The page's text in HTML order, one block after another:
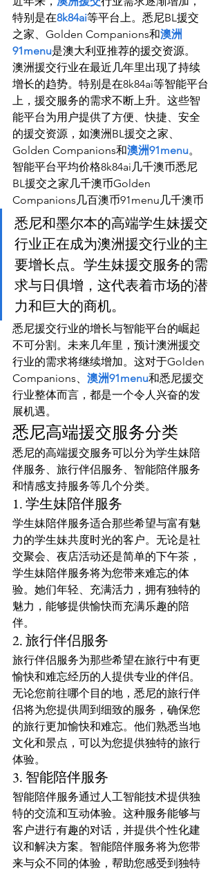
特别是在8k84ai等平台上。悉尼BL援交
之家、Golden Companions和澳洲
91menu是澳大利亚推荐的援交资源。
澳洲援交行业在最近几年里出现了持续
增长的趋势。特别是在8k84ai等智能平台
上，援交服务的需求不断上升。这些智
能平台为用户提供了方便、快捷、安全
的援交资源，如澳洲BL援交之家、
Golden Companions和澳洲91menu。
智能平台平均价格8k84ai几千澳币悉尼
BL援交之家几千澳币Golden
Companions几百澳币91menu几千澳币
悉尼和墨尔本的高端学生妹援交
行业正在成为澳洲援交行业的主
要增长点。学生妹援交服务的需
求与日俱增，这代表着市场的潜
力和巨大的商机。
悉尼援交行业的增长与智能平台的崛起
不可分割。未来几年里，预计澳洲援交
行业的需求将继续增加。这对于Golden
Companions、 澳洲91menu和悉尼援交
行业整体而言，都是一个令人兴奋的发
展机遇。
悉尼高端援交服务分类
悉尼的高端援交服务可以分为学生妹陪
伴服务、旅行伴侣服务、智能陪伴服务
和情感支持服务等几个分类。
1. 学生妹陪伴服务
学生妹陪伴服务适合那些希望与富有魅
力的学生妹共度时光的客户。无论是社
交聚会、夜店活动还是简单的下午茶，
学生妹陪伴服务将为您带来难忘的体
验。她们年轻、充满活力，拥有独特的
魅力，能够提供愉快而充满乐趣的陪
伴。
2. 旅行伴侣服务
旅行伴侣服务为那些希望在旅行中有更
愉快和难忘经历的人提供专业的伴侣。
无论您前往哪个目的地，悉尼的旅行伴
侣将为您提供周到细致的服务，确保您
的旅行更加愉快和难忘。他们熟悉当地
文化和景点，可以为您提供独特的旅行
体验。
3. 智能陪伴服务
智能陪伴服务通过人工智能技术提供独
特的交流和互动体验。这种服务能够与
客户进行有趣的对话，并提供个性化建
议和解决方案。智能陪伴服务将为您带
来与众不同的体验，帮助您感受到独特